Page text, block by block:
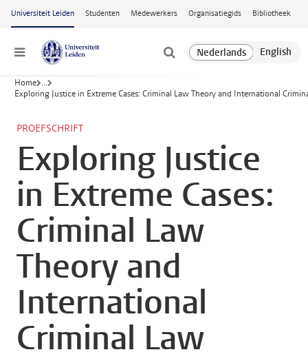
Ga naar hoofdinhoud
Universiteit Leiden Studenten Medewerkers Organisatiegids Bibliotheek
Menu
Home ...
Exploring Justice in Extreme Cases: Criminal Law Theory and International
PROEFSCHRIFT
Exploring Justice
in Extreme Cases:
Criminal Law
Theory and
International
Criminal Law